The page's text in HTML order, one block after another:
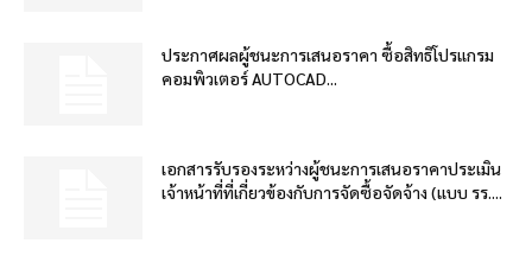
ประกาศผลผู้ชนะการเสนอราคา ซื้อสิทธิโปรแกรม
คอมพิวเตอร์ AUTOCAD...
เอกสารรับรองระหว่างผู้ชนะการเสนอราคาประเมิน
เจ้าหน้าที่ที่เกี่ยวข้องกับการจัดซื้อจัดจ้าง (แบบ รร....